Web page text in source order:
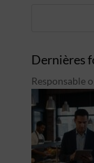
Dernières
Responsable